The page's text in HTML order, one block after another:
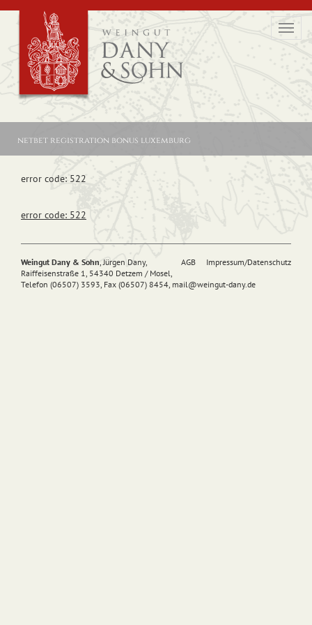
netbet registration bonus luxemburg
error code: 522
error code: 522
AGB Impressum/Datenschutz
Weingut Dany & Sohn, Jürgen Dany,
Raiffeisenstraße 1, 54340 Detzem / Mosel,
Telefon (06507) 3593, Fax (06507) 8454, mail@weingut-dany.de